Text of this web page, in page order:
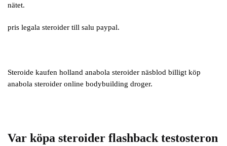
nätet.
pris legala steroider till salu paypal.
Steroide kaufen holland anabola steroider näsblod billigt köp
anabola steroider online bodybuilding droger.
Var köpa steroider flashback testosteron